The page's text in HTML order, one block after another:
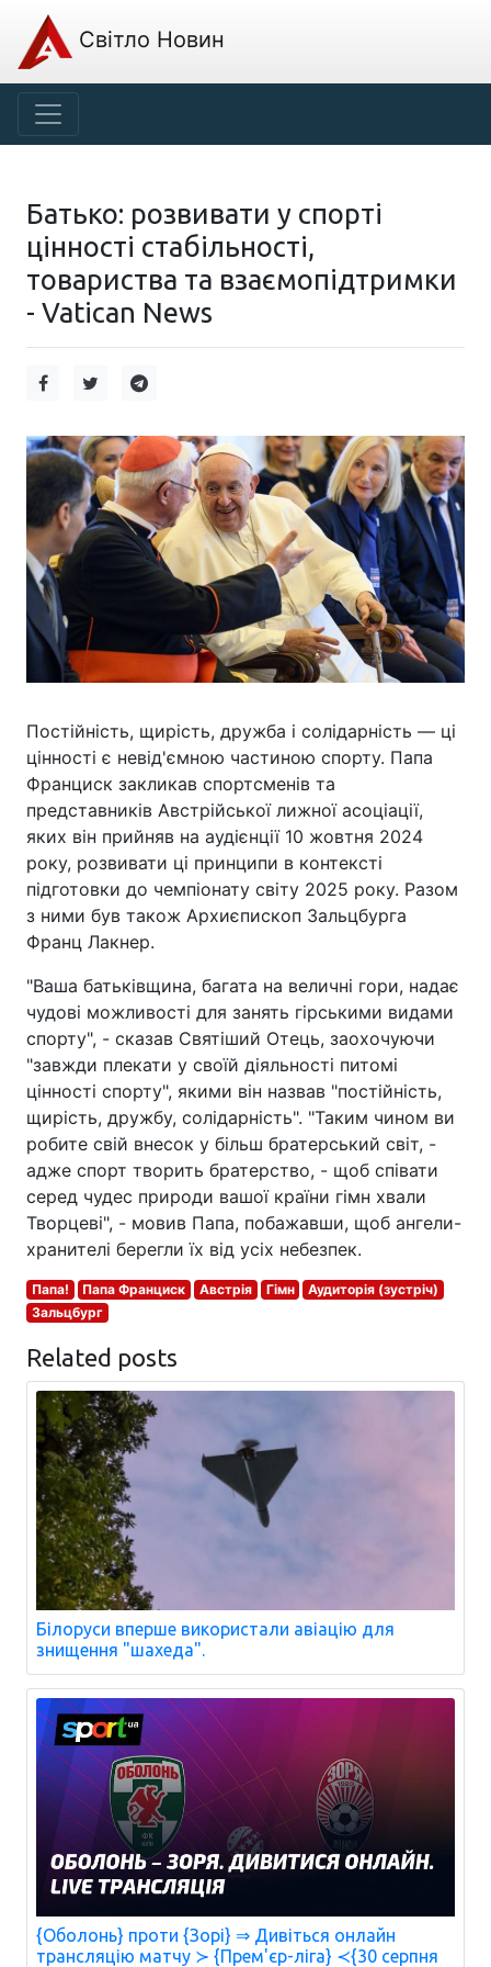
Світло Новин
Батько: розвивати у спорті
цінності стабільності,
товариства та взаємопідтримки
- Vatican News
Постійність, щирість, дружба і солідарність — ці
цінності є невід'ємною частиною спорту. Папа
Франциск закликав спортсменів та
представників Австрійської лижної асоціації,
яких він прийняв на аудієнції 10 жовтня 2024
року, розвивати ці принципи в контексті
підготовки до чемпіонату світу 2025 року. Разом
з ними був також Архиєпископ Зальцбурга
Франц Лакнер.
"Ваша батьківщина, багата на величні гори, надає
чудові можливості для занять гірськими видами
спорту", - сказав Святіший Отець, заохочуючи
"завжди плекати у своїй діяльності питомі
цінності спорту", якими він назвав "постійність,
щирість, дружбу, солідарність". "Таким чином ви
робите свій внесок у більш братерський світ, -
адже спорт творить братерство, - щоб співати
серед чудес природи вашої країни гімн хвали
Творцеві", - мовив Папа, побажавши, щоб ангели-
хранителі берегли їх від усіх небезпек.
Папа! Папа Франциск Австрія Гімн
Аудиторія (зустріч)
Зальцбург
Related posts
Білоруси вперше використали авіацію для
знищення "шахеда".
{Оболонь} проти {Зорі} ⇒ Дивіться онлайн
трансляцію матчу ≻ {Прем'єр-ліга} ≺{30 серпня